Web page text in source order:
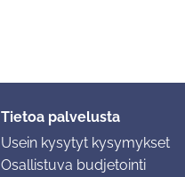
Tietoa palvelusta
Usein kysytyt kysymykset
Osallistuva budjetointi